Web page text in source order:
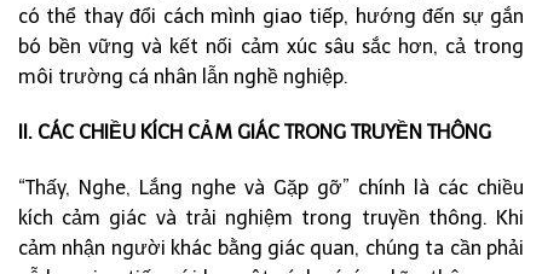
có thể thay đổi cách mình giao tiếp, hướng đến sự gắn
bó bền vững và kết nối cảm xúc sâu sắc hơn, cả trong
môi trường cá nhân lẫn nghề nghiệp.
II. CÁC CHIỀU KÍCH CẢM GIÁC TRONG TRUYỀN THÔNG
“Thấy, Nghe, Lắng nghe và Gặp gỡ” chính là các chiều
kích cảm giác và trải nghiệm trong truyền thông. Khi
cảm nhận người khác bằng giác quan, chúng ta cần phải